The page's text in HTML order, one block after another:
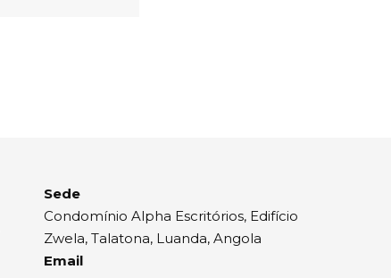
Sede
Condomínio Alpha Escritórios, Edifício
Zwela, Talatona, Luanda, Angola
Email